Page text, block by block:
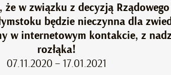
w związku z decyzją Rządowego
będzie nieczynna dla
w internetowym kontakcie, z
rozłąka!
07.11.2020 – 17.01.2021